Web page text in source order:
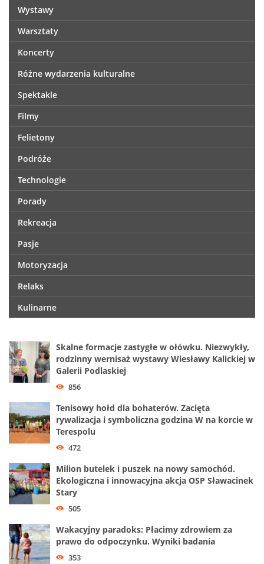
Wystawy
Warsztaty
Koncerty
Różne wydarzenia kulturalne
Spektakle
Filmy
Felietony
Podróże
Technologie
Porady
Rekreacja
Pasje
Motoryzacja
Relaks
Kulinarne
Skalne formacje zastygłe w ołówku. Niezwykły,
rodzinny wernisaż wystawy Wiesławy Kalickiej w
Galerii Podlaskiej
856
Tenisowy hołd dla bohaterów. Zacięta
rywalizacja i symboliczna godzina W na korcie w
Terespolu
472
Milion butelek i puszek na nowy samochód.
Ekologiczna i innowacyjna akcja OSP Sławacinek
Stary
505
Wakacyjny paradoks: Płacimy zdrowiem za
prawo do odpoczynku. Wyniki badania
353